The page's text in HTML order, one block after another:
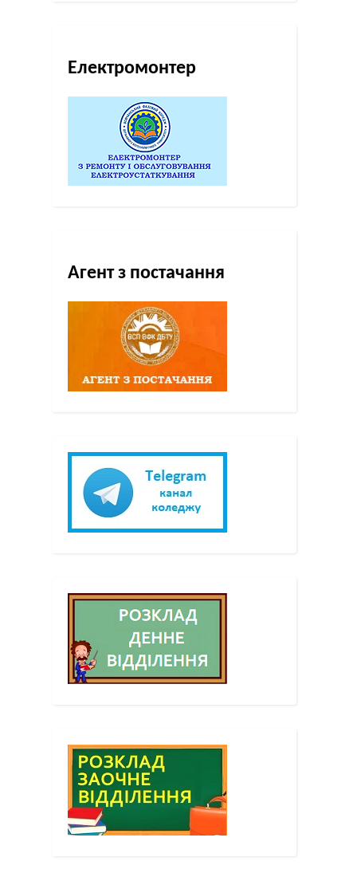
Електромонтер
Агент з постачання